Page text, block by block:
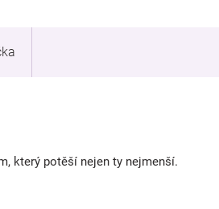
který potěší nejen ty nejmenší.